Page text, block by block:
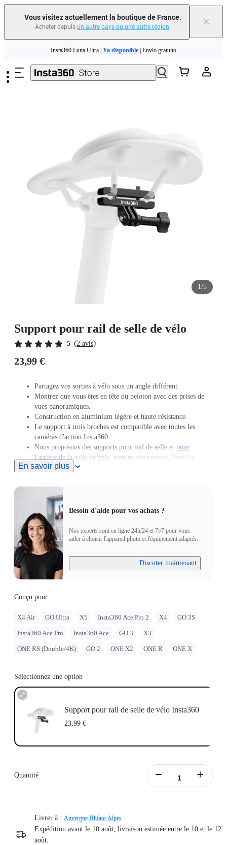
Vous visitez actuellement la boutique de France.
Acheter depuis un autre pays ou une autre région. ×
Insta360 Luna Ultra | Ya disponible | Envío gratuito
Échangez votre ancien appareil et recevez de l'argent pour votre nouvel achat.｜
En savoir plus
Ya disponible
1/5
Support pour rail de selle de vélo
5 (2 avis)
23,99 €
Partagez vos sorties à vélo sous un angle différent.
Montrez que vous êtes en tête du peloton avec des prises de
vues panoramiques.
Construction en aluminium légère et haute résistance.
Le support à trois broches est compatible avec toutes les
caméras d'action Insta360.
Nous proposons des supports pour rail de selle et pour
l'arrière de la selle de vélo, vendus séparément. Veuillez
visiter leurs pages respectives sur notre boutique pour les
En savoir plus
Besoin d'aide pour vos achats ?
Nos experts sont en ligne 24h/24 et 7j/7 pour vous
aider à choisir l'appareil photo et l'équipement adaptés.
Discuter maintenant
Conçu pour
X4 Air GO Ultra X5 Insta360 Ace Pro 2 X4 GO 3S
Insta360 Ace Pro Insta360 Ace GO 3 X3
ONE RS (Double/4K) GO 2 ONE X2 ONE R ONE X
Sélectionnez une option
Support pour rail de selle de vélo Insta360
23,99 €
Quantité
Livrer à : Auvergne-Rhône-Alpes
Expédition avant le 10 août, livraison estimée entre le 10 et le 12
août.